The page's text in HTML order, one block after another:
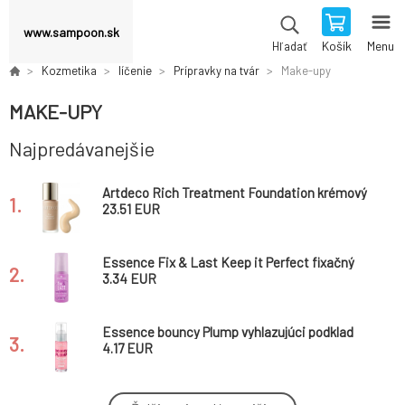
www.sampoon.sk
Hľadať Košík Menu
Kozmetika líčenie Prípravky na tvár Make-upy
MAKE-UPY
Najpredávanejšie
1.
Artdeco Rich Treatment Foundation krémový
make-up 10 Sunny Shell 20 ml
23.51 EUR
2.
Essence Fix & Last Keep it Perfect fixačný
sprej na make-up 50 ml
3.34 EUR
3.
Essence bouncy Plump vyhlazujúci podklad
na pleť 30 ml
4.17 EUR
Artdeco Light Luminious Foundation ľahký